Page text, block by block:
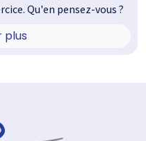
Qu'en pensez-vous ?
plus